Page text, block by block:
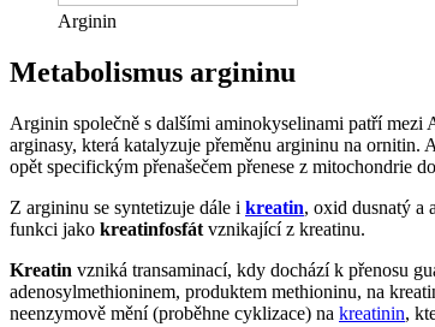
Arginin
Metabolismus argininu
Arginin společně s dalšími aminokyselinami patří
arginasy, která katalyzuje přeměnu argininu na
opět specifickým přenašečem přenese z mitochondrie
Z argininu se syntetizuje dále i kreatin, oxid dusnatý a
funkci jako kreatinfosfát vznikající z kreatinu.
Kreatin vzniká transaminací, kdy dochází k přenosu
adenosylmethioninem, produktem methioninu, na
neenzymově mění (proběhne cyklizace) na kreatinin,